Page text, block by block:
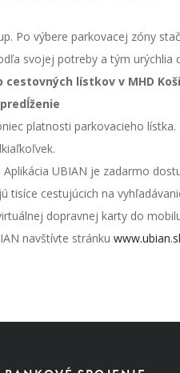
Po výbere parkovacej zóny
svojej potreby a tým urýchlia
cestovných lístkov v MHD
platnosti parkovacieho
Aplikácia UBIAN je zadarmo
tisíce cestujúcich na
dopravnej karty do
navštívte stránku